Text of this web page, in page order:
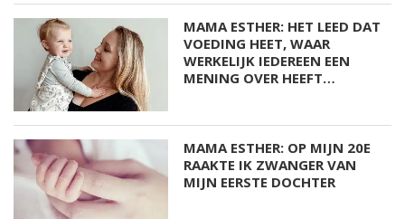
MAMA ESTHER: HET LEED DAT
VOEDING HEET, WAAR
WERKELIJK IEDEREEN EEN
MENING OVER HEEFT…
MAMA ESTHER: OP MIJN 20E
RAAKTE IK ZWANGER VAN
MIJN EERSTE DOCHTER